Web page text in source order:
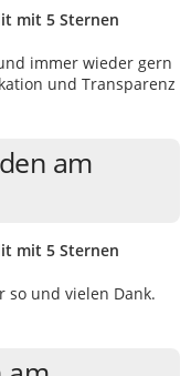
mit 5 Sternen
immer wieder gern
und Transparenz
am
mit 5 Sternen
so und vielen Dank.